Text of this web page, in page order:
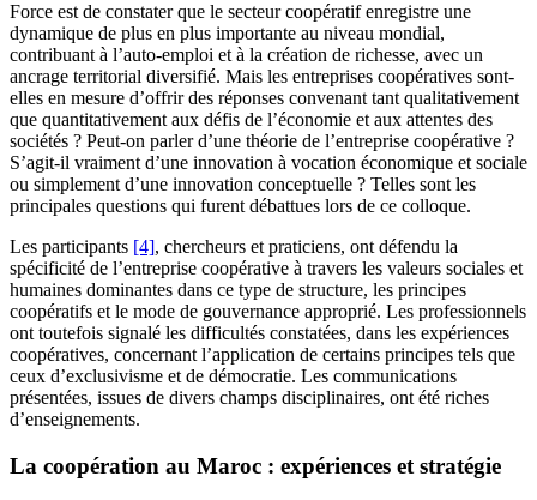
Force est de constater que le secteur coopératif enregistre une
dynamique de plus en plus importante au niveau mondial,
contribuant à l’auto-emploi et à la création de richesse, avec un
ancrage territorial diversifié. Mais les entreprises coopératives sont-
elles en mesure d’offrir des réponses convenant tant qualitativement
que quantitativement aux défis de l’économie et aux attentes des
sociétés ? Peut-on parler d’une théorie de l’entreprise coopérative ?
S’agit-il vraiment d’une innovation à vocation économique et sociale
ou simplement d’une innovation conceptuelle ? Telles sont les
principales questions qui furent débattues lors de ce colloque.
Les participants [4], chercheurs et praticiens, ont défendu la
spécificité de l’entreprise coopérative à travers les valeurs sociales et
humaines dominantes dans ce type de structure, les principes
coopératifs et le mode de gouvernance approprié. Les professionnels
ont toutefois signalé les difficultés constatées, dans les expériences
coopératives, concernant l’application de certains principes tels que
ceux d’exclusivisme et de démocratie. Les communications
présentées, issues de divers champs disciplinaires, ont été riches
d’enseignements.
La coopération au Maroc : expériences et stratégie